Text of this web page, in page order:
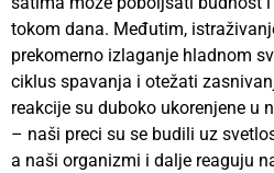
tokom dana. Međutim,
prekomerno izlaganje hladnom
ciklus spavanja i otežati
reakcije su duboko ukorenjene u
– naši preci su se budili uz
a naši organizmi i dalje reaguju